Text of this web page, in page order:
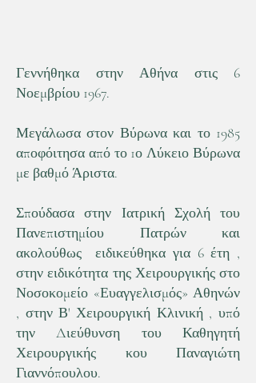
Γεννήθηκα στην Αθήνα στις 6
Νοεμβρίου 1967.
Μεγάλωσα στον Βύρωνα και το 1985
αποφόιτησα από το 1ο Λύκειο Βύρωνα
με βαθμό Άριστα.
Σπούδασα στην Ιατρική Σχολή του
Πανεπιστημίου Πατρών και
ακολούθως ειδικεύθηκα για 6 έτη ,
στην ειδικότητα της Χειρουργικής στο
Νοσοκομείο «Ευαγγελισμός» Αθηνών
, στην Β' Χειρουργική Κλινική , υπό
την Διεύθυνση του Καθηγητή
Χειρουργικής κου Παναγιώτη
Γιαννόπουλου.